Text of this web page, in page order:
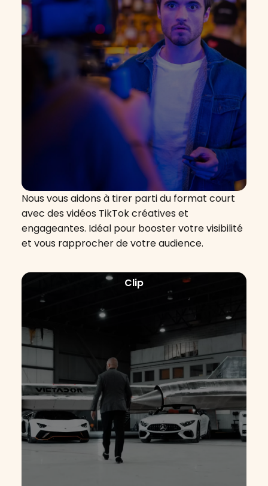
Nous vous aidons à tirer parti du format court
avec des vidéos TikTok créatives et
engageantes. Idéal pour booster votre visibilité
et vous rapprocher de votre audience.
Clip